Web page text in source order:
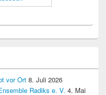
vor Ort 8. Juli 2026
Radiks e. V. 4. Mai